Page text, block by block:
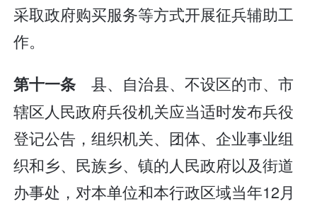
采取政府购买服务等方式开展征兵辅助工
作。
第十一条 县、自治县、不设区的市、市
辖区人民政府兵役机关应当适时发布兵役
登记公告，组织机关、团体、企业事业组
织和乡、民族乡、镇的人民政府以及街道
办事处，对本单位和本行政区域当年12月